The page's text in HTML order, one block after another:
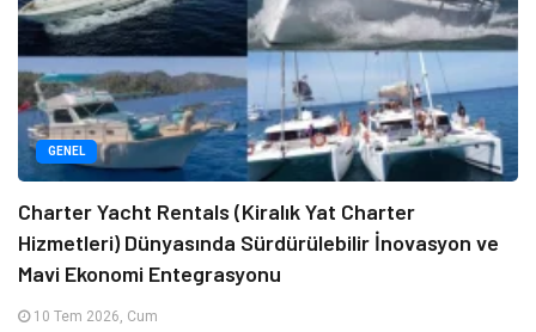
GENEL
Charter Yacht Rentals (Kiralık Yat Charter
Hizmetleri) Dünyasında Sürdürülebilir İnovasyon ve
Mavi Ekonomi Entegrasyonu
10 Tem 2026, Cum